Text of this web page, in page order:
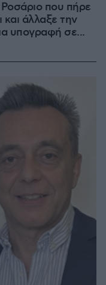
που πήρε
και άλλαξε την
υπογραφή σε...